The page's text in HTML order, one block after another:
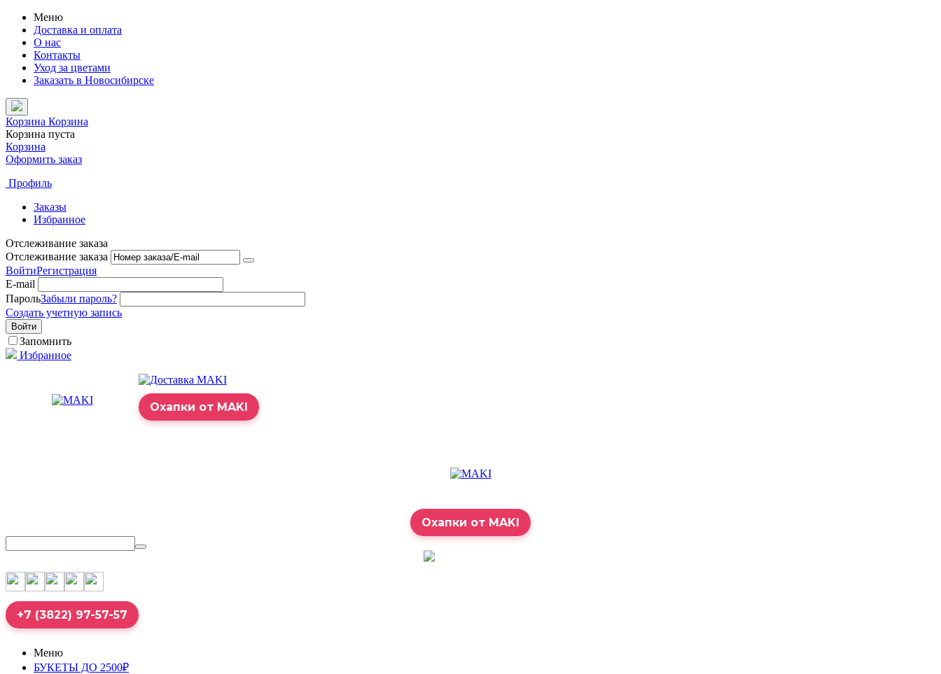
Меню
Доставка и оплата
О нас
Контакты
Уход за цветами
Заказать в Новосибирске
Корзина Корзина
Корзина пуста
Корзина
Оформить заказ
Профиль
Заказы
Избранное
Отслеживание заказа
Отслеживание заказа
ВойтиРегистрация
E-mail
ПарольЗабыли пароль?
Создать учетную запись
Войти
Запомнить
Избранное
Охапки от MAKI
Охапки от MAKI
+7 (3822) 97-57-57
Меню
БУКЕТЫ ДО 2500₽